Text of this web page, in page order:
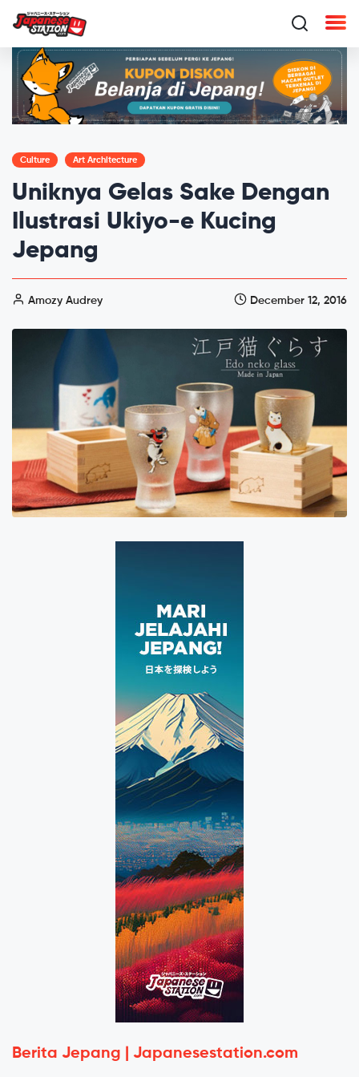
Culture Art Architecture
Uniknya Gelas Sake Dengan
Ilustrasi Ukiyo-e Kucing
Jepang
Amozy Audrey December 12, 2016
Berita Jepang | Japanesestation.com